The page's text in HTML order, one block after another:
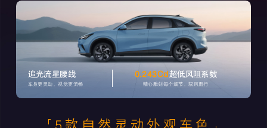
追光流星腰线
车身更灵动，视觉更流畅
0.243Cd超低风阻系数
精心雕刻每个细节，驭风而行
5款自然灵动外观车色